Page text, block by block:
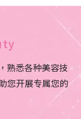
熟悉各种美容技
您开展专属您的